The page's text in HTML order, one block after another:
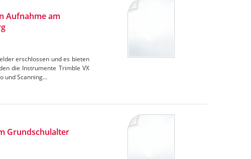
Aufnahme am
erschlossen und es bieten
die Instrumente Trimble VX
und Scanning…
Grundschulalter